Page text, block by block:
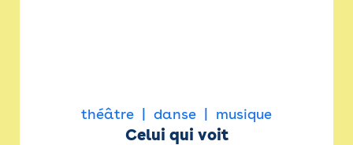
théâtre danse musique
Celui qui voit